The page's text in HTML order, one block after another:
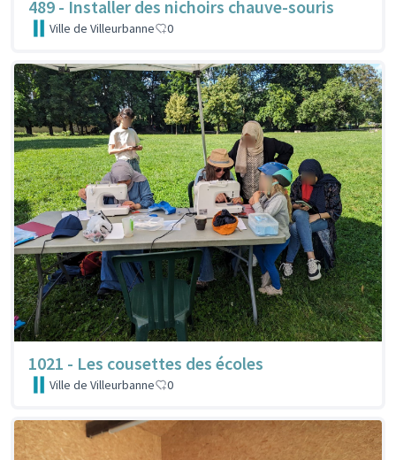
489 - Installer des nichoirs chauve-souris
Ville de Villeurbanne 0
1021 - Les cousettes des écoles
Ville de Villeurbanne 0